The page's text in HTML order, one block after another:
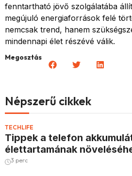
fenntartható jövő szolgálatába
megújuló energiaforrások felé
nemcsak trend, hanem
mindennapi élet részévé válik.
Megosztás
Népszerű cikkek
TECHLIFE
Tippek a telefon
élettartamának
3 perc